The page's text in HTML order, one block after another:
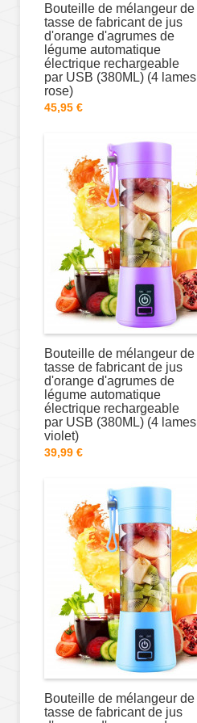
Bouteille de mélangeur de
tasse de fabricant de jus
d'orange d'agrumes de
légume automatique
électrique rechargeable
par USB (380ML) (4 lames
rose)
45,95 €
Bouteille de mélangeur de
tasse de fabricant de jus
d'orange d'agrumes de
légume automatique
électrique rechargeable
par USB (380ML) (4 lames
violet)
39,99 €
Bouteille de mélangeur de
tasse de fabricant de jus